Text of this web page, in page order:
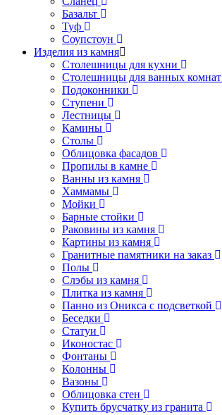
Базальт
Туф
Соупстоун
Изделия из камня
Столешницы для кухни
Столешницы для ванных комнат
Подоконники
Ступени
Лестницы
Камины
Столы
Облицовка фасадов
Пропилы в камне
Ванны из камня
Хаммамы
Мойки
Барные стойки
Раковины из камня
Картины из камня
Гранитные памятники на заказ
Полы
Слэбы из камня
Плитка из камня
Панно из Оникса с подсветкой
Беседки
Статуи
Иконостас
Фонтаны
Колонны
Вазоны
Облицовка стен
Купить брусчатку из гранита